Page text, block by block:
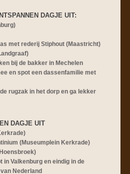
NNEN DAGJE UIT:
met rederij Stiphout (Maastricht)
bij de bakker in Mechelen
en spot een dassenfamilie met
rugzak in het dorp en ga lekker
DAGJE UIT
(Museumplein Kerkrade)
in Valkenburg en eindig in de
Nederland